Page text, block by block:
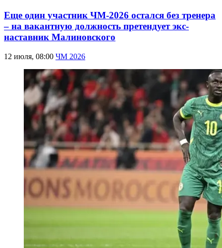
Еще один участник ЧМ-2026 остался без тренера
– на вакантную должность претендует экс-
наставник Малиновского
12 июля, 08:00 ЧМ 2026